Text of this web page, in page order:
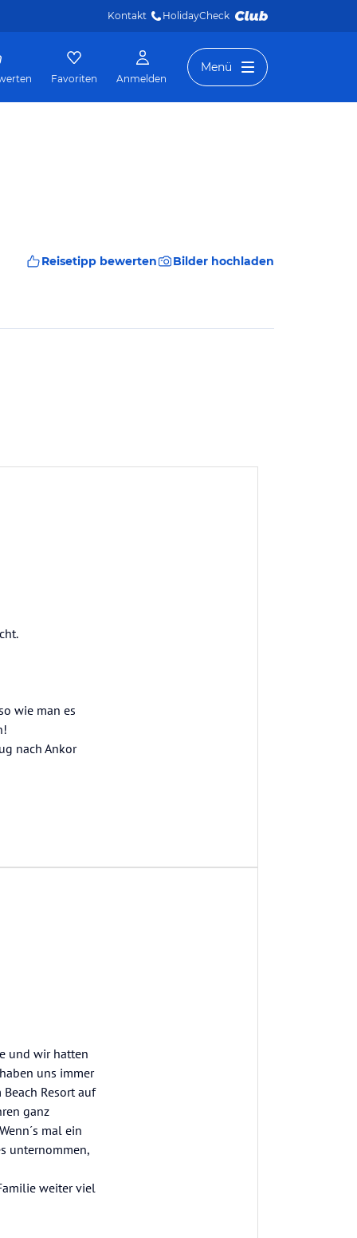
Kontakt HolidayCheck
Favoriten Anmelden
Menü
Reisetipp bewerten Bilder hochladen
wie man es
nach Ankor
und wir hatten
uns immer
Resort auf
ganz
mal ein
unternommen,
weiter viel